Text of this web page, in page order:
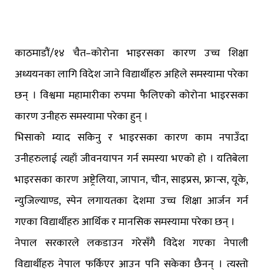
काठमाडौं/१४ चैत–कोरोना भाइरसका कारण उच्च शिक्षा
अध्ययनका लागि विदेश जाने विद्यार्थीहरु अहिले समस्यामा परेका
छन् । विश्वमा महामारीका रुपमा फैलिएको कोरोना भाइरसका
कारण उनीहरु समस्यामा परेका हुन् ।
भिसाको म्याद सकिनु र भाइरसका कारण काम नपाउँदा
उनीहरुलाई त्यहाँ जीवनयापन गर्न समस्या भएको हो । यतिबेला
भाइरसका कारण अष्ट्रेलिया, जापान, चीन, साइप्रस, फ्रान्स, यूके,
न्युजिल्याण्ड, स्पेन लगायतका देशमा उच्च शिक्षा आर्जन गर्न
गएका विद्यार्थीहरु आर्थिक र मानसिक समस्यामा परेका छन् ।
नेपाल सरकारले लकडाउन गरेसँगै विदेश गएका नेपाली
विद्यार्थीहरु नेपाल फर्किएर आउन पनि सकेका छैनन् । त्यस्तो